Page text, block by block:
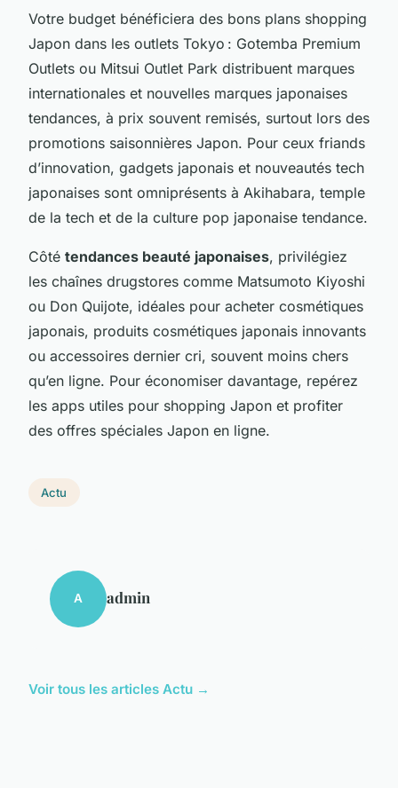
Votre budget bénéficiera des bons plans shopping
Japon dans les outlets Tokyo : Gotemba Premium
Outlets ou Mitsui Outlet Park distribuent marques
internationales et nouvelles marques japonaises
tendances, à prix souvent remisés, surtout lors des
promotions saisonnières Japon. Pour ceux friands
d’innovation, gadgets japonais et nouveautés tech
japonaises sont omniprésents à Akihabara, temple
de la tech et de la culture pop japonaise tendance.
Côté tendances beauté japonaises, privilégiez
les chaînes drugstores comme Matsumoto Kiyoshi
ou Don Quijote, idéales pour acheter cosmétiques
japonais, produits cosmétiques japonais innovants
ou accessoires dernier cri, souvent moins chers
qu’en ligne. Pour économiser davantage, repérez
les apps utiles pour shopping Japon et profiter
des offres spéciales Japon en ligne.
Actu
A admin
Voir tous les articles Actu →